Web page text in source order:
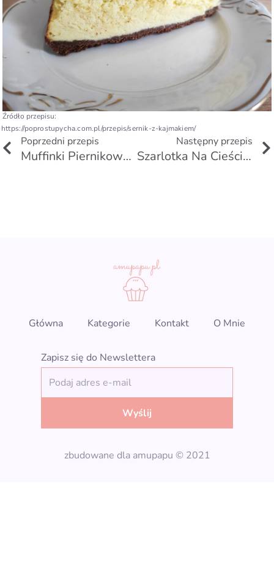
Źródło przepisu:
https://poprostupycha.com.pl/przepis/sernik-z-kajmakiem/
Prev
Poprzedni przepis
Muffinki Piernikowe Z Marmoladą
Następny przepis
Szarlotka Na Cieście Krucho-Drożdżowym
Główna Kategorie Kontakt O Mnie
Zapisz się do Newslettera
Wyślij
zbudowane dla amupapu © 2021